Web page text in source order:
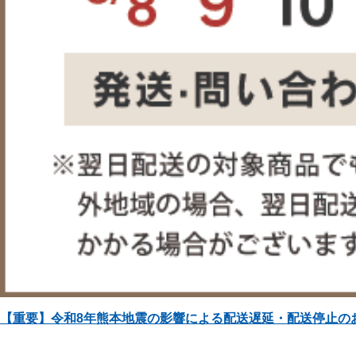
【重要】令和8年熊本地震の影響による配送遅延・配送停止の